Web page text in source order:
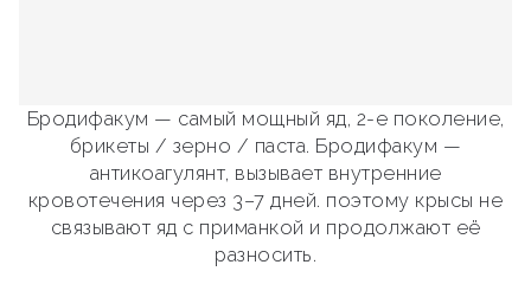
Бродифакум — самый мощный яд, 2-е поколение,
брикеты / зерно / паста. Бродифакум —
антикоагулянт, вызывает внутренние
кровотечения через 3–7 дней. поэтому крысы не
связывают яд с приманкой и продолжают её
разносить.